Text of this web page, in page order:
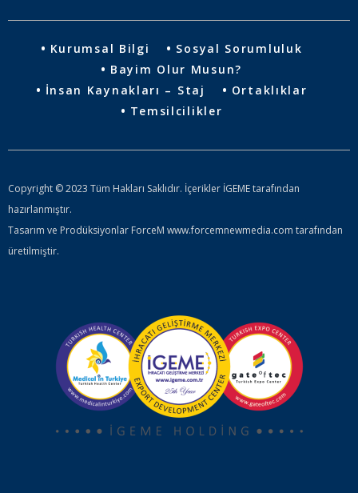
Kurumsal Bilgi
Sosyal Sorumluluk
Bayim Olur Musun?
İnsan Kaynakları – Staj
Ortaklıklar
Temsilcilikler
Copyright © 2023 Tüm Hakları Saklıdır. İçerikler İGEME tarafından
hazırlanmıştır.
Tasarım ve Prodüksiyonlar ForceM www.forcemnewmedia.com tarafından
üretilmiştir.